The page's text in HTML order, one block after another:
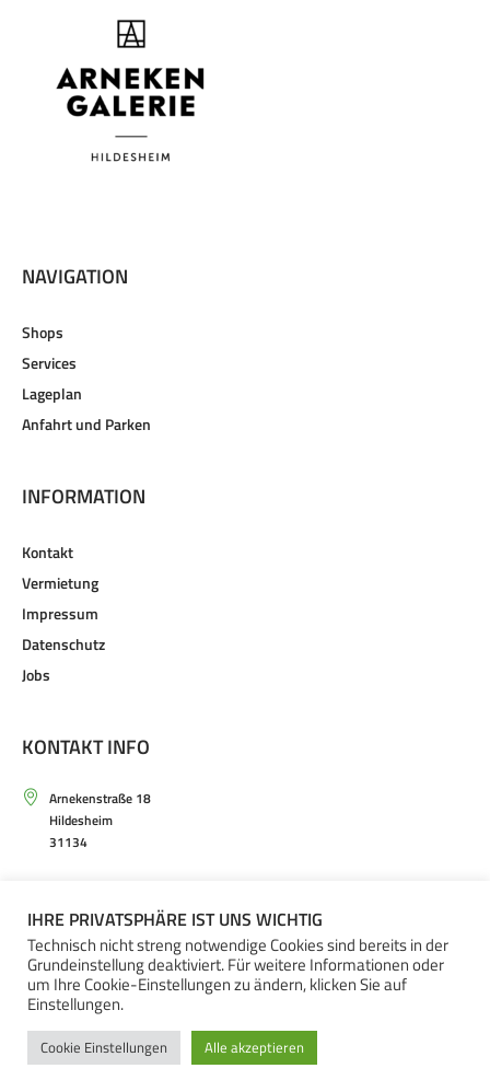
NAVIGATION
Shops
Services
Lageplan
Anfahrt und Parken
INFORMATION
Kontakt
Vermietung
Impressum
Datenschutz
Jobs
KONTAKT INFO
Arnekenstraße 18
Hildesheim
31134
+49(0)5121 – 20 66 30
IHRE PRIVATSPHÄRE IST UNS WICHTIG
Technisch nicht streng notwendige Cookies sind bereits in der
Grundeinstellung deaktiviert. Für weitere Informationen oder
um Ihre Cookie-Einstellungen zu ändern, klicken Sie auf
Einstellungen.
Cookie Einstellungen Alle akzeptieren